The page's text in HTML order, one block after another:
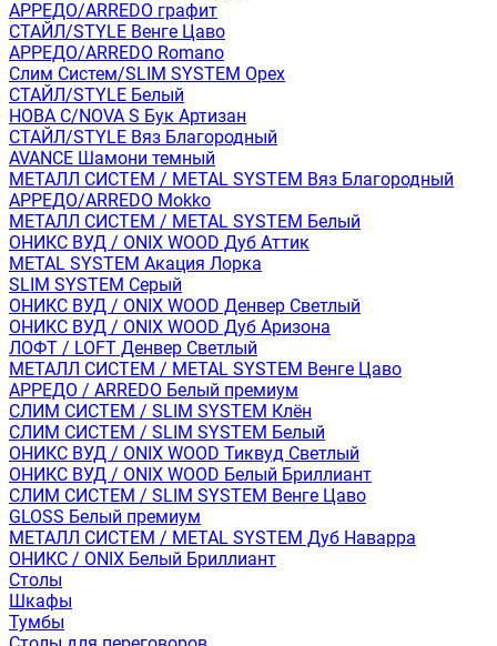
АРРЕДО/ARREDO графит
СТАЙЛ/STYLE Венге Цаво
АРРЕДО/ARREDO Romano
Слим Систем/SLIM SYSTEM Орех
СТАЙЛ/STYLE Белый
НОВА С/NOVA S Бук Артизан
СТАЙЛ/STYLE Вяз Благородный
AVANCE Шамони темный
МЕТАЛЛ СИСТЕМ / METAL SYSTEM Вяз Благородный
АРРЕДО/ARREDO Mokko
МЕТАЛЛ СИСТЕМ / METAL SYSTEM Белый
ОНИКС ВУД / ONIX WOOD Дуб Аттик
METAL SYSTEM Акация Лорка
SLIM SYSTEM Серый
ОНИКС ВУД / ONIX WOOD Денвер Светлый
ОНИКС ВУД / ONIX WOOD Дуб Аризона
ЛОФТ / LOFT Денвер Светлый
МЕТАЛЛ СИСТЕМ / METAL SYSTEM Венге Цаво
АРРЕДО / ARREDO Белый премиум
СЛИМ СИСТЕМ / SLIM SYSTEM Клён
СЛИМ СИСТЕМ / SLIM SYSTEM Белый
ОНИКС ВУД / ONIX WOOD Тиквуд Светлый
ОНИКС ВУД / ONIX WOOD Белый Бриллиант
СЛИМ СИСТЕМ / SLIM SYSTEM Венге Цаво
GLOSS Белый премиум
МЕТАЛЛ СИСТЕМ / METAL SYSTEM Дуб Наварра
ОНИКС / ONIX Белый Бриллиант
Столы
Шкафы
Тумбы